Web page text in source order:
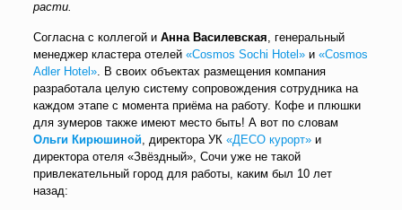
расти.
Согласна с коллегой и Анна Василевская , генеральный
менеджер кластера отелей «Cosmos Sochi Hotel»и «Cosmos
Adler Hotel». В своих объектах размещения компания
разработала целую систему сопровождения сотрудника на
каждом этапе с момента приёма на работу. Кофе и плюшки
для зумеров также имеют место быть! А вот по словам
Ольги Кирюшиной, директора УК «ДЕСО курорт»и
директора отеля «Звёздный», Сочи уже не такой
привлекательный город для работы, каким был 10 лет
назад: